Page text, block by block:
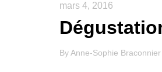
mars 4, 2016
ByAnne-Sophie Braconnier